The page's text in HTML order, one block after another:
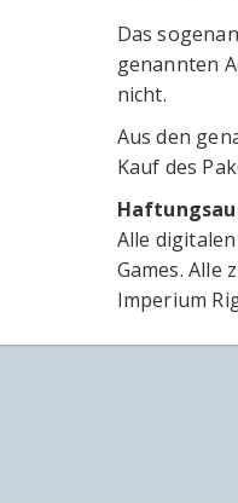
Das
genannten
nicht.
Aus den
Kauf des
Alle
Games. Alle
Imperium